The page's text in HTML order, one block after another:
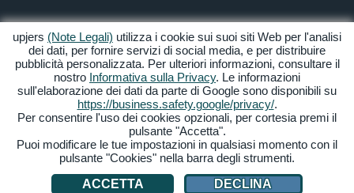
INFO UTENTE & SUPPORTO
Guida per Let's Plays
Supporto
Legali
Privacy
Termini &
Condizioni
Gestione Cookies
upjers (Note Legali) utilizza i cookie sui suoi siti Web per l'analisi
dei dati, per fornire servizi di social media, e per distribuire
pubblicità personalizzata. Per ulteriori informazioni, consultare il
nostro Informativa sulla Privacy. Le informazioni
sull'elaborazione dei dati da parte di Google sono disponibili su
https://business.safety.google/privacy/.
Per consentire l'uso dei cookies opzionali, per cortesia premi il
pulsante "Accetta".
Puoi modificare le tue impostazioni in qualsiasi momento con il
pulsante "Cookies" nella barra degli strumenti.
ACCETTA
DECLINA